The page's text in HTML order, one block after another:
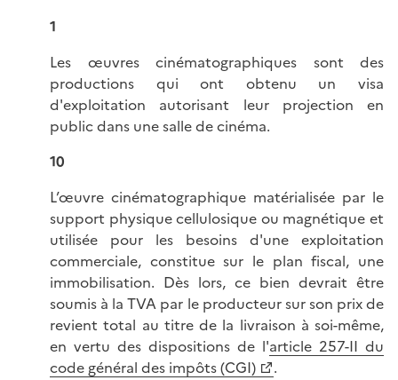
1
Les œuvres cinématographiques sont des
productions qui ont obtenu un visa
d'exploitation autorisant leur projection en
public dans une salle de cinéma.
10
L’œuvre cinématographique matérialisée par le
support physique cellulosique ou magnétique et
utilisée pour les besoins d'une exploitation
commerciale, constitue sur le plan fiscal, une
immobilisation. Dès lors, ce bien devrait être
soumis à la TVA par le producteur sur son prix de
revient total au titre de la livraison à soi-même,
en vertu des dispositions de l'article 257-II du
code général des impôts (CGI)
.